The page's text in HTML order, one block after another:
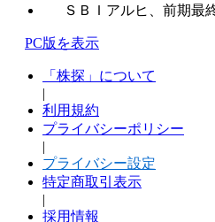
ＳＢＩアルヒ、前期最
PC版を表示
「株探」について
|
利用規約
プライバシーポリシー
|
プライバシー設定
特定商取引表示
|
採用情報